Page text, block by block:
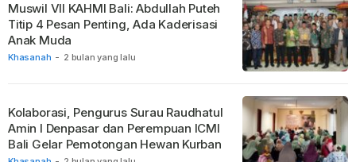
Khasanah - 2 bulan yang lalu
Muswil VII KAHMI Bali: Abdullah Puteh
Titip 4 Pesan Penting, Ada Kaderisasi
Anak Muda
Kolaborasi, Pengurus Surau Raudhatul
Amin I Denpasar dan Perempuan ICMI
Bali Gelar Pemotongan Hewan Kurban